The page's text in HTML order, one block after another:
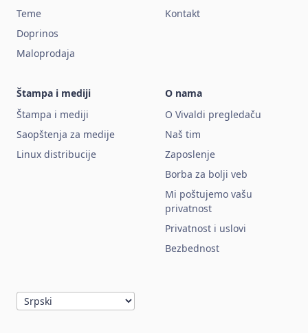
Teme
Doprinos
Maloprodaja
Kontakt
Štampa i mediji
Štampa i mediji
Saopštenja za medije
Linux distribucije
O nama
O Vivaldi pregledaču
Naš tim
Zaposlenje
Borba za bolji veb
Mi poštujemo vašu
privatnost
Privatnost i uslovi
Bezbednost